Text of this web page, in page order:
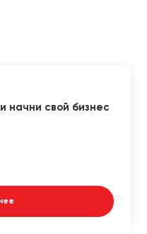
начни свой бизнес